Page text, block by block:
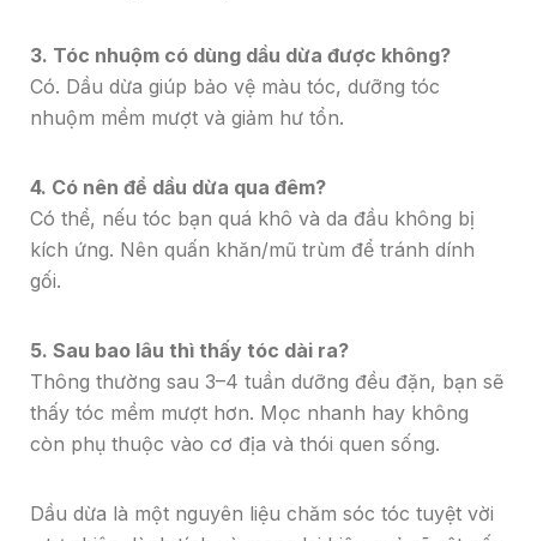
3. Tóc nhuộm có dùng dầu dừa được không?
Có. Dầu dừa giúp bảo vệ màu tóc, dưỡng tóc
nhuộm mềm mượt và giảm hư tổn.
4. Có nên để dầu dừa qua đêm?
Có thể, nếu tóc bạn quá khô và da đầu không bị
kích ứng. Nên quấn khăn/mũ trùm để tránh dính
gối.
5. Sau bao lâu thì thấy tóc dài ra?
Thông thường sau 3–4 tuần dưỡng đều đặn, bạn sẽ
thấy tóc mềm mượt hơn. Mọc nhanh hay không
còn phụ thuộc vào cơ địa và thói quen sống.
Dầu dừa là một nguyên liệu chăm sóc tóc tuyệt vời